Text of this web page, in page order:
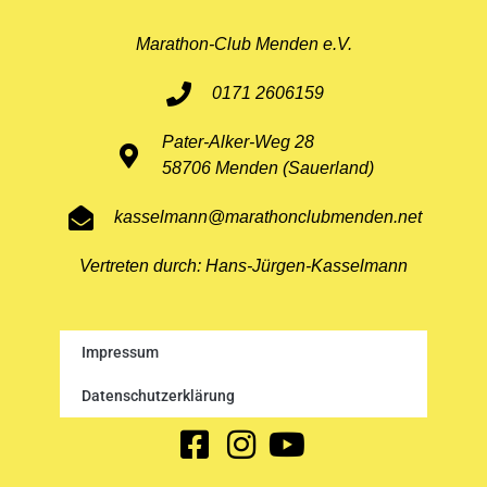
Marathon-Club Menden e.V.
0171 2606159
Pater-Alker-Weg 28
58706 Menden (Sauerland)
kasselmann@marathonclubmenden.net
Vertreten durch: Hans-Jürgen-Kasselmann
Impressum
Datenschutzerklärung